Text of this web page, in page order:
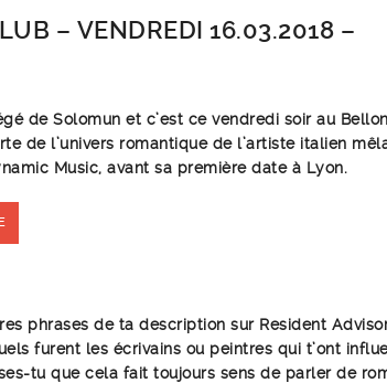
– VENDREDI 16.03.2018 –
de Solomun et c’est ce vendredi soir au
de l’univers romantique de l’artiste italien
Music, avant sa première date à Lyon.
phrases de ta description sur Resident
furent les écrivains ou peintres qui t’ont
tu que cela fait toujours sens de parler de